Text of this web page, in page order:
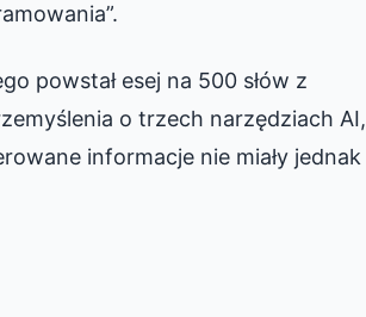
powstał esej na 500 słów z
o trzech narzędziach AI,
informacje nie miały jednak